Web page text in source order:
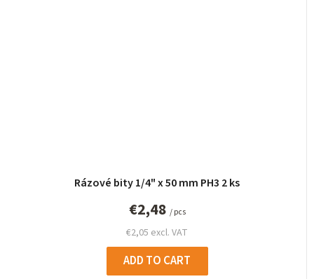
Rázové bity 1/4" x 50 mm PH3 2 ks
€2,05 excl. VAT
€2,48 / pcs
ADD TO CART